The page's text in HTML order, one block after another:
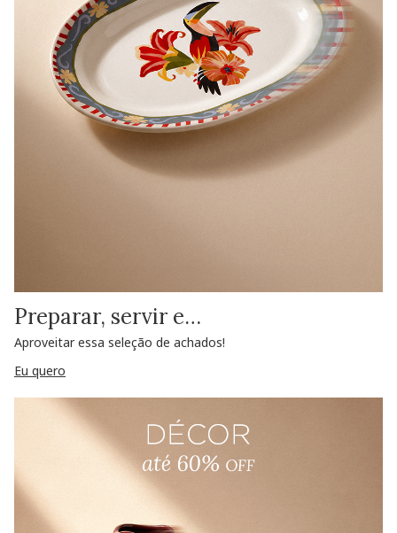
Preparar, servir e…
Aproveitar essa seleção de achados!
Eu quero